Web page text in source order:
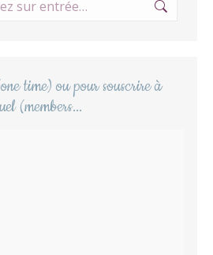
time) ou pour souscrire à
(members...